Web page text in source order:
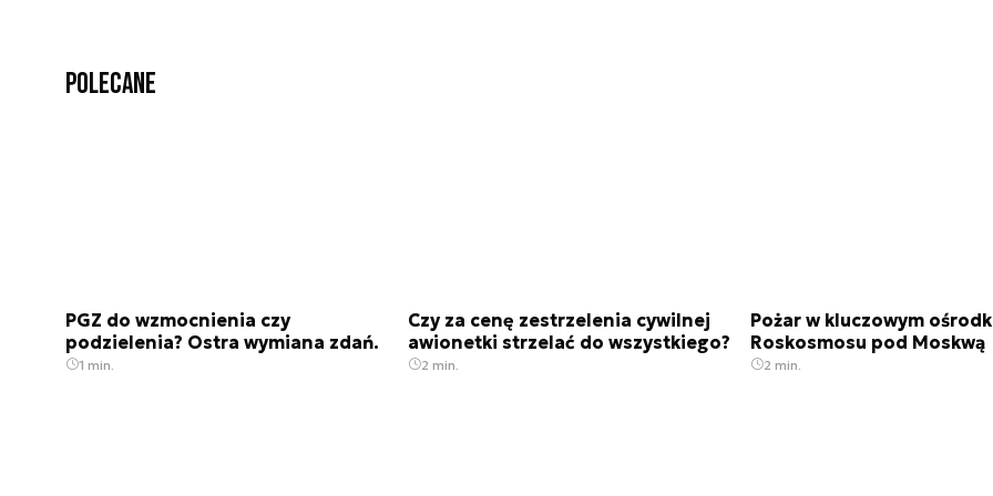
Polecane
PGZ do wzmocnienia czy
podzielenia? Ostra wymiana zdań.
1 min.
Czy za cenę zestrzelenia cywilnej
awionetki strzelać do wszystkiego?
2 min.
Pożar w kluczowym
Roskosmosu pod Moskwą
2 min.